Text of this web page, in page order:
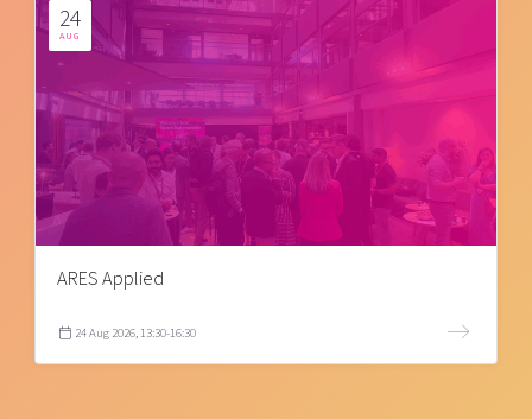
24
AUG
ARES Applied
24 Aug 2026, 13:30-16:30